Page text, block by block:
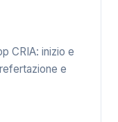
CRIA: inizio e
e